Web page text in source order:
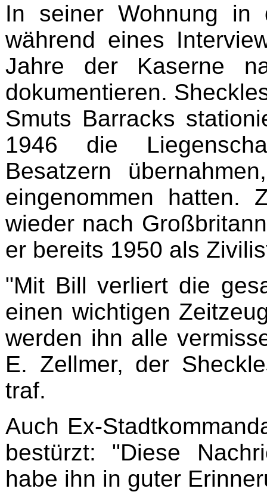
In seiner Wohnung in
während eines
Jahre der Kaserne
dokumentieren.
Smuts Barracks
1946 die
Besatzern
eingenommen hatten.
wieder nach
er bereits 1950 als
"Mit Bill verliert die
einen wichtigen
werden ihn alle
E. Zellmer, der
traf.
Auch Ex-
bestürzt: "Diese
habe ihn in guter